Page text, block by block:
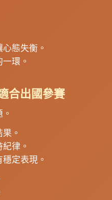
態失衡。
環。
合出國參賽
。
律。
定表現。